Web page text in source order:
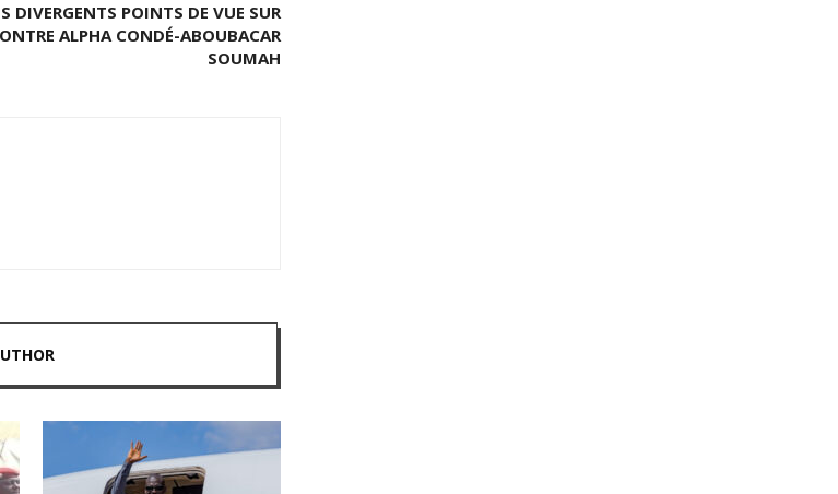
DIVERGENTS POINTS DE VUE SUR
ALPHA CONDÉ-ABOUBACAR
SOUMAH